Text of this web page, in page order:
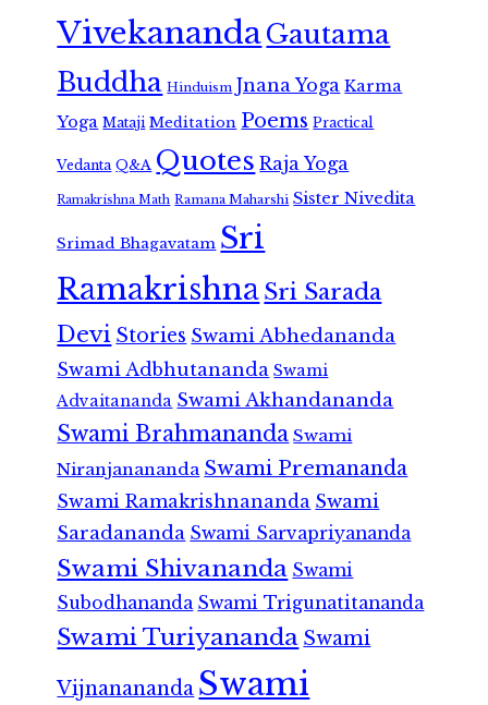
VivekanandaGautama
Buddha Hinduism Jnana Yoga Karma
Yoga Mataji Meditation Poems Practical
Vedanta Q&A Quotes Raja Yoga
Ramakrishna Math Ramana Maharshi Sister Nivedita
Srimad Bhagavatam Sri
RamakrishnaSri Sarada
Devi Stories Swami Abhedananda
Swami Adbhutananda Swami
Advaitananda Swami Akhandananda
Swami Brahmananda Swami
Niranjanananda Swami Premananda
Swami Ramakrishnananda Swami
Saradananda Swami Sarvapriyananda
Swami Shivananda Swami
Subodhananda Swami Trigunatitananda
Swami Turiyananda Swami
Vijnanananda Swami